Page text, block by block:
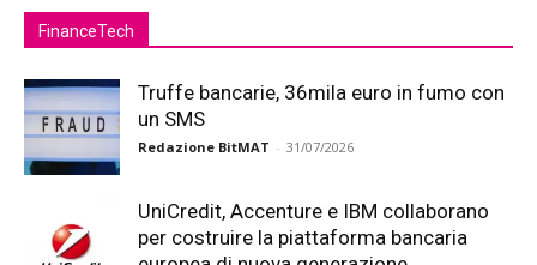
FinanceTech
Truffe bancarie, 36mila euro in fumo con
un SMS
Redazione BitMAT - 31/07/2026
UniCredit, Accenture e IBM collaborano
per costruire la piattaforma bancaria